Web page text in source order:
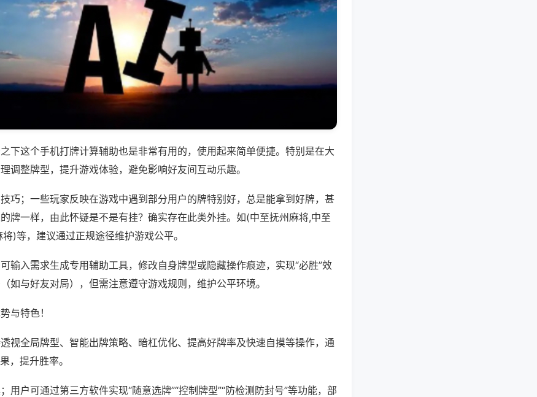
下这个手机打牌计算辅助也是非常有用的，使用起来简单便捷。特别是在大
调整牌型，提升游戏体验，避免影响好友间互动乐趣。
巧；一些玩家反映在游戏中遇到部分用户的牌特别好，总是能拿到好牌，甚
牌一样，由此怀疑是不是有挂？确实存在此类外挂。如(中至抚州麻将,中至
)等，建议通过正规途径维护游戏公平。
输入需求生成专用辅助工具，修改自身牌型或隐藏操作痕迹，实现“必胜”效
如与好友对局），但需注意遵守游戏规则，维护公平环境。
与特色！
视全局牌型、智能出牌策略、暗杠优化、提高好牌率及快速自摸等操作，通
，提升胜率。
用户可通过第三方软件实现“随意选牌”“控制牌型”“防检测防封号”等功能，部